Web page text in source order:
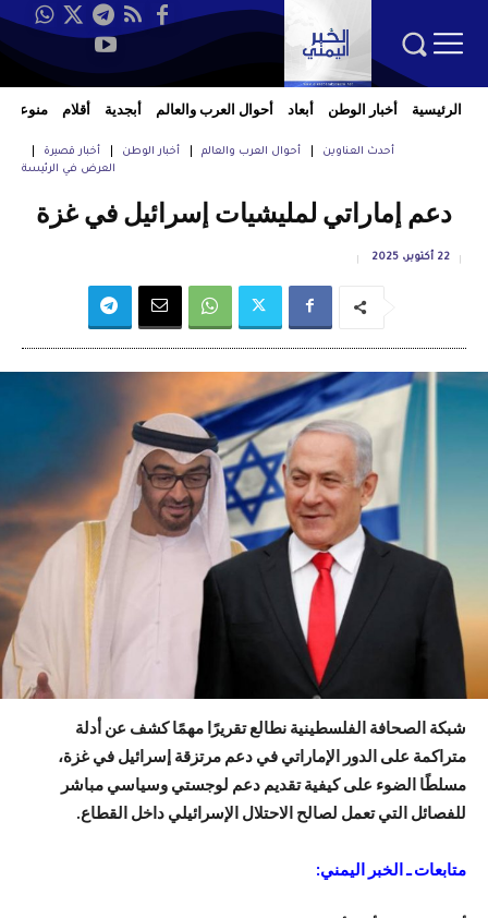
الرئيسية أخبار الوطن أبعاد أحوال العرب والعالم أبجدية أقلام منوعات
أحدث العناوين أحوال العرب والعالم أخبار الوطن
أخبار قصيرة
العرض في الرئيسة
دعم إماراتي لمليشيات إسرائيل في غزة
22 أكتوبر، 2025
شبكة الصحافة الفلسطينية نطالع تقريرًا مهمًا كشف عن أدلة
متراكمة على الدور الإماراتي في دعم مرتزقة إسرائيل في غزة،
مسلطًا الضوء على كيفية تقديم دعم لوجستي وسياسي مباشر
للفصائل التي تعمل لصالح الاحتلال الإسرائيلي داخل القطاع.
متابعات ـ الخبر اليمني: